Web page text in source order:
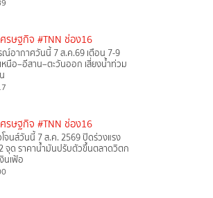
ศรษฐกิจ #TNN ช่อง16
อากาศวันนี้ 7 ส.ค.69 เตือน 7-9
หนือ–อีสาน–ตะวันออก เสี่ยงน้ำท่วม
ศรษฐกิจ #TNN ช่อง16
จนส์วันนี้ 7 ส.ค. 2569 ปิดร่วงแรง
จุด ราคาน้ำมันปรับตัวขึ้นตลาดวิตก
นเฟ้อ